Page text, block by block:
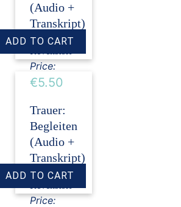
(Audio +
Transkript)
› Dirk
Price:
€5.50
Trauer:
Begleiten
(Audio +
Transkript)
› Dirk
Price: